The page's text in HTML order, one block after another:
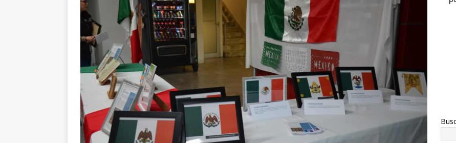
[ agosto 5, 2026 ]
Entrega Marco Bonilla rehabilitación del parque Mármol III en
beneficio de más de mil 500 vecinos
CHIHUAHUA